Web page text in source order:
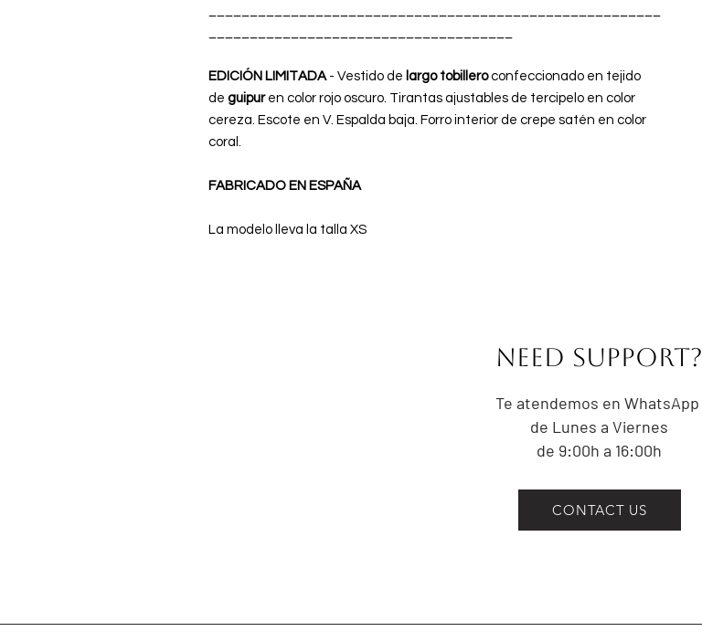
EDICIÓN LIMITADA- Vestido de largo tobilleroconfeccionado en tejido
de guipuren color rojo oscuro. Tirantas ajustables de tercipelo en color
cereza. Escote en V. Espalda baja. Forro interior de crepe satén en color
coral.
FABRICADO EN ESPAÑA
La modelo lleva la talla XS
NEED Support?
Te atendemos en WhatsApp
de Lunes a Viernes
de 9:00h a 16:00h
CONTACT US